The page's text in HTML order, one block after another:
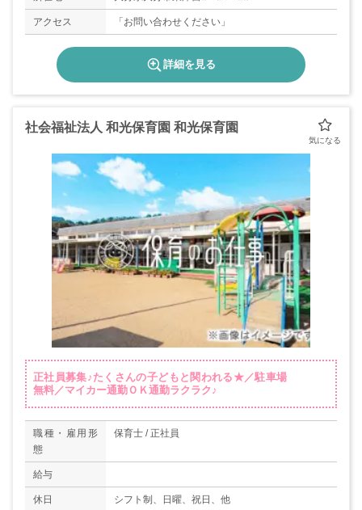
アクセス 「お問い合わせください」
詳細を見る
社会福祉法人 和光保育園 和光保育園
正社員募集♪たくさんの子どもと関われる★／駐車場
無料／マイカー通勤ＯＫ通勤ラクラク♪
職種・雇用形
態
保育士 / 正社員
給与
休日 シフト制、日曜、祝日、他